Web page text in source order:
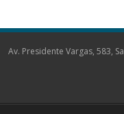
Av. Presidente Vargas, 583,